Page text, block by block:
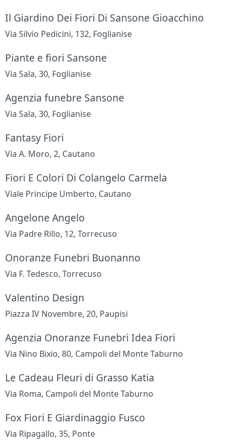
Il Giardino Dei Fiori Di Sansone Gioacchino
Via Silvio Pedicini, 132, Foglianise
Piante e fiori Sansone
Via Sala, 30, Foglianise
Agenzia funebre Sansone
Via Sala, 30, Foglianise
Fantasy Fiori
Via A. Moro, 2, Cautano
Fiori E Colori Di Colangelo Carmela
Viale Principe Umberto, Cautano
Angelone Angelo
Via Padre Rillo, 12, Torrecuso
Onoranze Funebri Buonanno
Via F. Tedesco, Torrecuso
Valentino Design
Piazza IV Novembre, 20, Paupisi
Agenzia Onoranze Funebri Idea Fiori
Via Nino Bixio, 80, Campoli del Monte Taburno
Le Cadeau Fleuri di Grasso Katia
Via Roma, Campoli del Monte Taburno
Fox Fiori E Giardinaggio Fusco
Via Ripagallo, 35, Ponte